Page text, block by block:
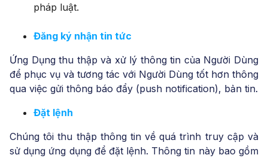
pháp luật.
Đăng ký nhận tin tức
Ứng Dụng thu thập và xử lý thông tin của Người Dùng
để phục vụ và tương tác với Người Dùng tốt hơn thông
qua việc gửi thông báo đẩy (push notification), bản tin.
Đặt lệnh
Chúng tôi thu thập thông tin về quá trình truy cập và
sử dụng ứng dụng để đặt lệnh. Thông tin này bao gồm